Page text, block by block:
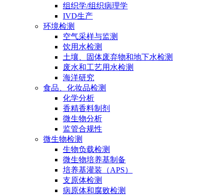
组织学/组织病理学
IVD生产
环境检测
空气采样与监测
饮用水检测
土壤、固体废弃物和地下水检测
废水和工艺用水检测
海洋研究
食品、化妆品检测
化学分析
香精香料制剂
微生物分析
监管合规性
微生物检测
生物负载检测
微生物培养基制备
培养基灌装（APS）
支原体检测
病原体和腐败检测